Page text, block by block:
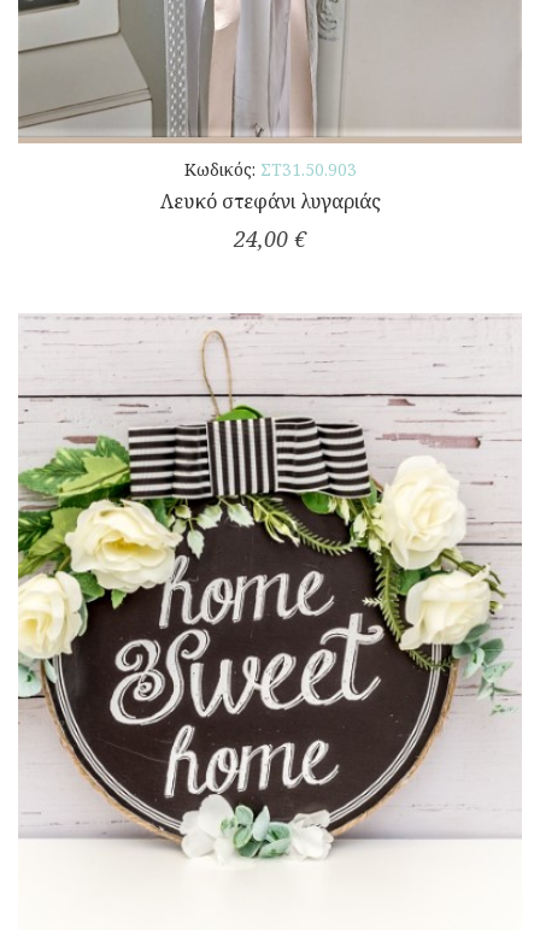
Κωδικός: ΣΤ31.50.903
Λευκό στεφάνι λυγαριάς
24,00 €